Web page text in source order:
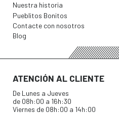
Nuestra historia
Pueblitos Bonitos
Contacte con nosotros
Blog
ATENCIÓN AL CLIENTE
De Lunes a Jueves
de 08h:00 a 16h:30
Viernes de 08h:00 a 14h:00